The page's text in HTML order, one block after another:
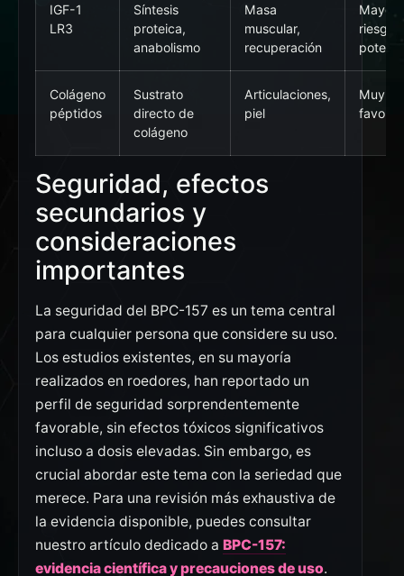
IGF-1
LR3
Síntesis
proteica,
anabolismo
Masa
muscular,
recuperación
Mayor
riesgo
Colágeno
péptidos
Sustrato
directo de
colágeno
Articulaciones,
piel
Muy
Seguridad, efectos
secundarios y
consideraciones
importantes
La seguridad del BPC-157 es un tema central
para cualquier persona que considere su uso.
Los estudios existentes, en su mayoría
realizados en roedores, han reportado un
perfil de seguridad sorprendentemente
favorable, sin efectos tóxicos significativos
incluso a dosis elevadas. Sin embargo, es
crucial abordar este tema con la seriedad que
merece. Para una revisión más exhaustiva de
la evidencia disponible, puedes consultar
nuestro artículo dedicado a BPC-157:
evidencia científica y precauciones de uso.